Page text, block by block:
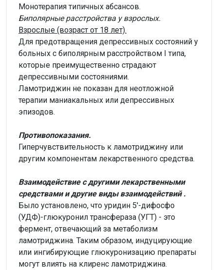
Монотерапия типичных абсансов.
Биполярные расстройства у взрослых.
Взрослые (возраст от 18 лет).
Для предотвращения депрессивных состояний у
больных с биполярным расстройством I типа,
которые преимущественно страдают
депрессивными состояниями.
Ламотриджин не показан для неотложной
терапии маниакальных или депрессивных
эпизодов.
Противопоказания.
Гиперчувствительность к ламотриджину или
другим компонентам лекарственного средства.
Взаимодействие с другими лекарственными
средствами и другие виды взаимодействий.
Было установлено, что уридин 5'-дифосфо
(УДФ)-глюкуронил трансфераза (УГТ) - это
фермент, отвечающий за метаболизм
ламотриджина. Таким образом, индуцирующие
или ингибирующие глюкуронизацию препараты
могут влиять на клиренс ламотриджина.